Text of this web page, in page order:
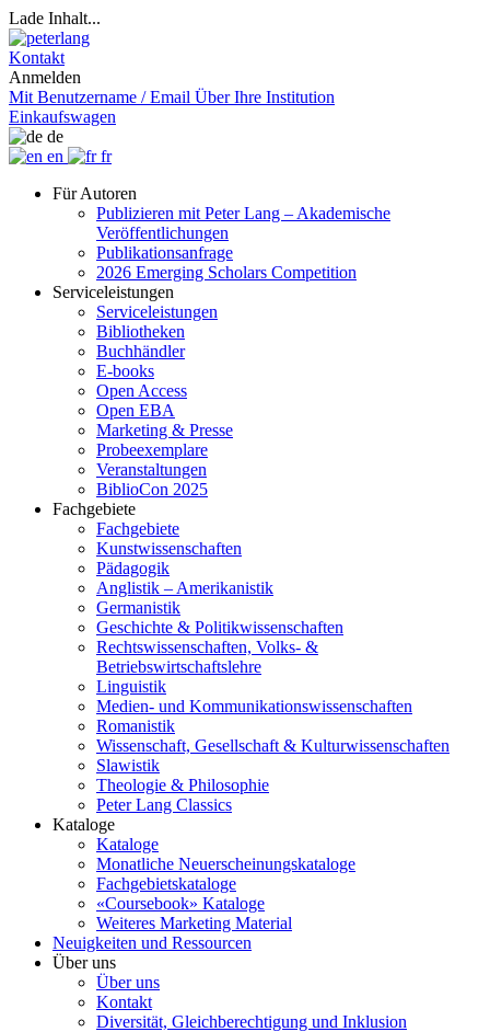
Lade Inhalt...
Kontakt
Anmelden
Mit Benutzername / Email Über Ihre Institution
Einkaufswagen
de
en
fr
Für Autoren
Publizieren mit Peter Lang – Akademische
Veröffentlichungen
Publikationsanfrage
2026 Emerging Scholars Competition
Serviceleistungen
Serviceleistungen
Bibliotheken
Buchhändler
E-books
Open Access
Open EBA
Marketing & Presse
Probeexemplare
Veranstaltungen
BiblioCon 2025
Fachgebiete
Fachgebiete
Kunstwissenschaften
Pädagogik
Anglistik – Amerikanistik
Germanistik
Geschichte & Politikwissenschaften
Rechtswissenschaften, Volks- &
Betriebswirtschaftslehre
Linguistik
Medien- und Kommunikationswissenschaften
Romanistik
Wissenschaft, Gesellschaft & Kulturwissenschaften
Slawistik
Theologie & Philosophie
Peter Lang Classics
Kataloge
Kataloge
Monatliche Neuerscheinungskataloge
Fachgebietskataloge
«Coursebook» Kataloge
Weiteres Marketing Material
Neuigkeiten und Ressourcen
Über uns
Über uns
Kontakt
Diversität, Gleichberechtigung und Inklusion